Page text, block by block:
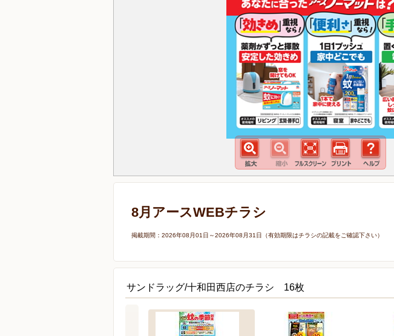
8月アースWEBチラシ
掲載期間：2026年08月01日～2026年08月31日（有効期限はチラシの記載をご確認下さい）
サンドラッグ/十和田西店のチラシ 16枚